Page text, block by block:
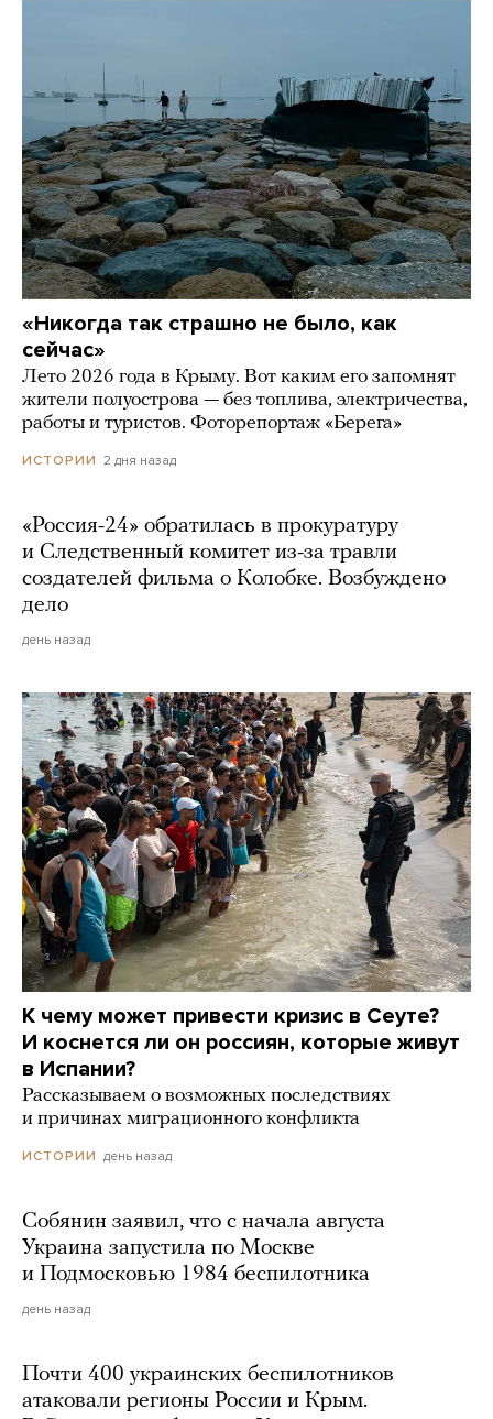
«Никогда так страшно не было, как
сейчас»
Лето 2026 года в Крыму. Вот каким его запомнят
жители полуострова — без топлива, электричества,
работы и туристов. Фоторепортаж «Берега»
ИСТОРИИ 2 дня назад
«Россия-24» обратилась в прокуратуру
и Следственный комитет из-за травли
создателей фильма о Колобке. Возбуждено
дело
день назад
К чему может привести кризис в Сеуте?
И коснется ли он россиян, которые живут
в Испании?
Рассказываем о возможных последствиях
и причинах миграционного конфликта
ИСТОРИИ день назад
Собянин заявил, что с начала августа
Украина запустила по Москве
и Подмосковью 1984 беспилотника
день назад
Почти 400 украинских беспилотников
атаковали регионы России и Крым.